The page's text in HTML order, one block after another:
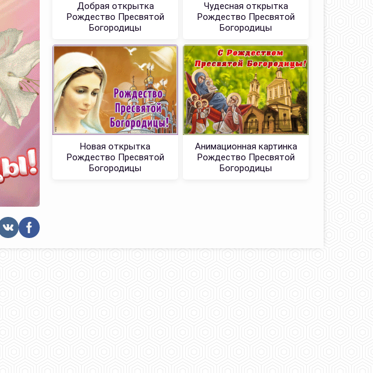
Добрая открытка
Рождество Пресвятой
Богородицы
Чудесная открытка
Рождество Пресвятой
Богородицы
Новая открытка
Рождество Пресвятой
Богородицы
Анимационная картинка
Рождество Пресвятой
Богородицы